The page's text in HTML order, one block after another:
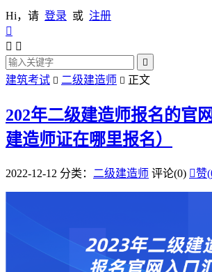
Hi，请 登录 或 注册

 

建筑考试  二级建造师  正文
202年二级建造师报名的官
建造师证在哪里报名）
2022-12-12 分类： 二级建造师 评论(0) 赞(